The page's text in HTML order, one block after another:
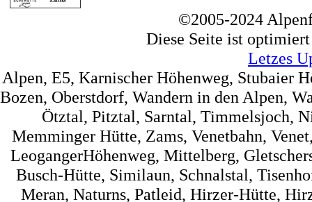
©2005-2024
Diese Seite ist
Letzes
Alpen, E5, Karnischer Höhenweg, Stubaier
Bozen, Oberstdorf, Wandern in den Alpen,
Ötztal, Pitztal, Sarntal, Timmelsjoch,
Memminger Hütte, Zams, Venetbahn,
LeogangerHöhenweg, Mittelberg,
Busch-Hütte, Similaun, Schnalstal,
Meran, Naturns, Patleid, Hirzer-Hütte,